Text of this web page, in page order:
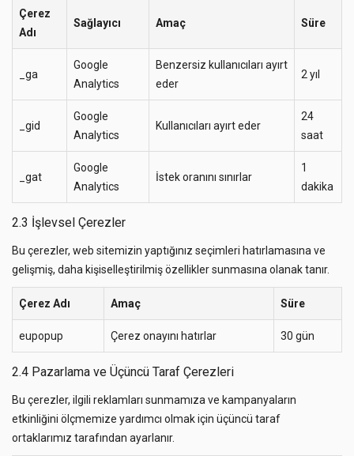
Çerez
Adı
Sağlayıcı Amaç Süre
_ga
Google
Analytics
Benzersiz kullanıcıları ayırt
eder
2 yıl
_gid
Google
Analytics
Kullanıcıları ayırt eder
24
saat
_gat
Google
Analytics
İstek oranını sınırlar
1
dakika
2.3 İşlevsel Çerezler
Bu çerezler, web sitemizin yaptığınız seçimleri hatırlamasına ve
gelişmiş, daha kişiselleştirilmiş özellikler sunmasına olanak tanır.
Çerez Adı Amaç Süre
eupopup Çerez onayını hatırlar 30 gün
2.4 Pazarlama ve Üçüncü Taraf Çerezleri
Bu çerezler, ilgili reklamları sunmamıza ve kampanyaların
etkinliğini ölçmemize yardımcı olmak için üçüncü taraf
ortaklarımız tarafından ayarlanır.